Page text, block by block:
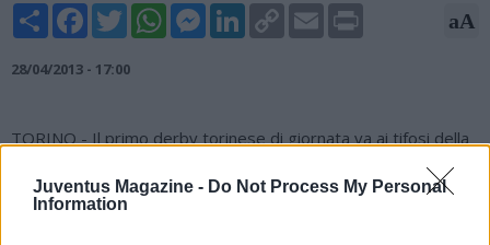
Juventus Magazine - Do Not Process My Personal
Information
Share FacebookTwitterWhatsAppMessengerLinkedInCopy
Link
Email aA
28/04/2013 - 17:00
TORINO - Il primo derby torinese di giornata va ai tifosi della
Run Together, il 'derby di corsa', una sfida podistica sulla
distanza di 11 km. Partenza dalla curva Maratona dello stadio,